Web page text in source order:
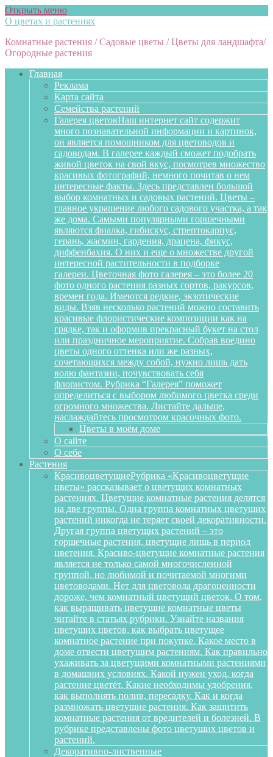
Открыть меню
О цветах и растениях
Комнатные растения / Садовые цветы / Цветы для ландшафта/
Огородные растения
Главная
Реклама
Карта сайта
Семейства растений
Галерея цветовНаш интернет сайт содержит
много познавательной информации и картинок,
он является помощником для цветоводов и
садоводам. В галерее каждый сможет подобрать
живой цветок на свой вкус, посмотрев множество
красивых фотографий, немного почитав о нем
интересные факты. Здесь представлен большой
выбор комнатных и садовых растений. Цветы –
главное украшение любого садового участка, а так
же дома. Самыми популярными горшечными
являются фиалка, гибискус, стрептокарпус,
герань, жасмин, гардения, драцена, фикус,
диффенбахия. О них и еще о множестве другой
интересной растительности в подборке
галереи. Цветочная фото галерея – это более 20
фото одного растения разных сортов, ракурсов,
времен года. Имеются редкие, экзотические
виды. Взяв несколько растений можно составить
красивые флористические композиции как на
грядке, так и оформив прекрасный букет на стол
или праздничное мероприятие. Собрав воедино
цветы одного оттенка или же разных,
сочетающихся между собой, нужно лишь дать
волю фантазии, почувствовать себя
флористом. Рубрика “Галерея” поможет
определиться с выбором любимого цветка среди
огромного множества. Листайте дальше,
наслаждайтесь просмотром красочных фото.
Цветы в моём доме
О сайте
О себе
Растения
КрасивоцветущиеРубрика «Красивоцветущие
цветы» рассказывает о цветущих комнатных
растениях. Цветущие комнатные растения делятся
на две группы. Одна группа комнатных цветущих
растений никогда не теряет своей декоративности.
Другая группа цветущих растений – это
горшечные растения, цветущие лишь в период
цветения. Красиво-цветущие комнатные растения
является не только самой многочисленной
группой, но любимой и почитаемой многими
цветоводами. Нет для цветовода драгоценности
дороже, чем комнатный цветущий цветок. О том,
как выращивать цветущие комнатные цветы
читайте в статьях рубрики. Узнайте названия
цветущих цветов, как выбрать цветущее
комнатное растение при покупке. Какое место в
доме отвести цветущим растениям. Как правильно
ухаживать за цветущими комнатными растениями
в домашних условиях. Какой нужен уход, когда
растение цветёт. Какие необходимы удобрения,
как выполнять полив, пересадку. Как и когда
размножать цветущие растения. Как защитить
комнатные растения от вредителей и болезней. В
рубрике представлены фото цветущих цветов и
растений.
Декоративно-лиственные